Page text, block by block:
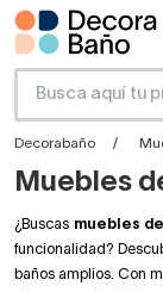
Decorabaño
Muebles
¿Buscas muebles
funcionalidad?
baños amplios. Con